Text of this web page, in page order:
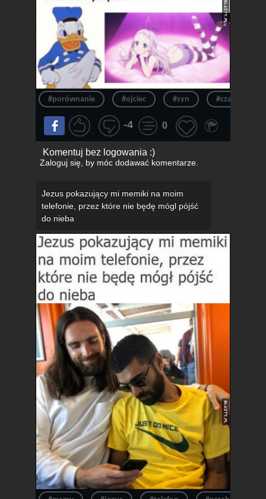
#porównanie #ojciec #syn #czarny
-4 0
Komentuj bez logowania :)
Zaloguj się, by móc dodawać komentarze.
Jezus pokazujący mi memiki na moim
telefonie, przez które nie będę mógl pójść
do nieba